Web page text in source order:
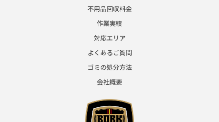
不用品回収料金
作業実績
対応エリア
よくあるご質問
ゴミの処分方法
会社概要